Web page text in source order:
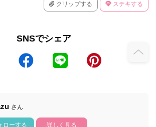
クリップする ステキする
SNSでシェア
さん
ローする 詳しく見る